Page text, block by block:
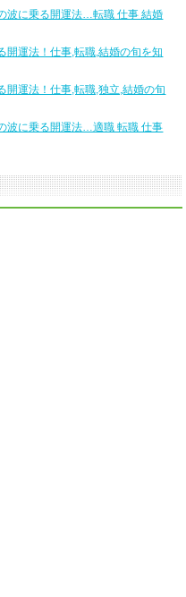
波に乗る開運法…転職 仕事 結婚
開運法！仕事,転職,結婚の旬を知
開運法！仕事,転職,独立,結婚の旬
波に乗る開運法…適職 転職 仕事